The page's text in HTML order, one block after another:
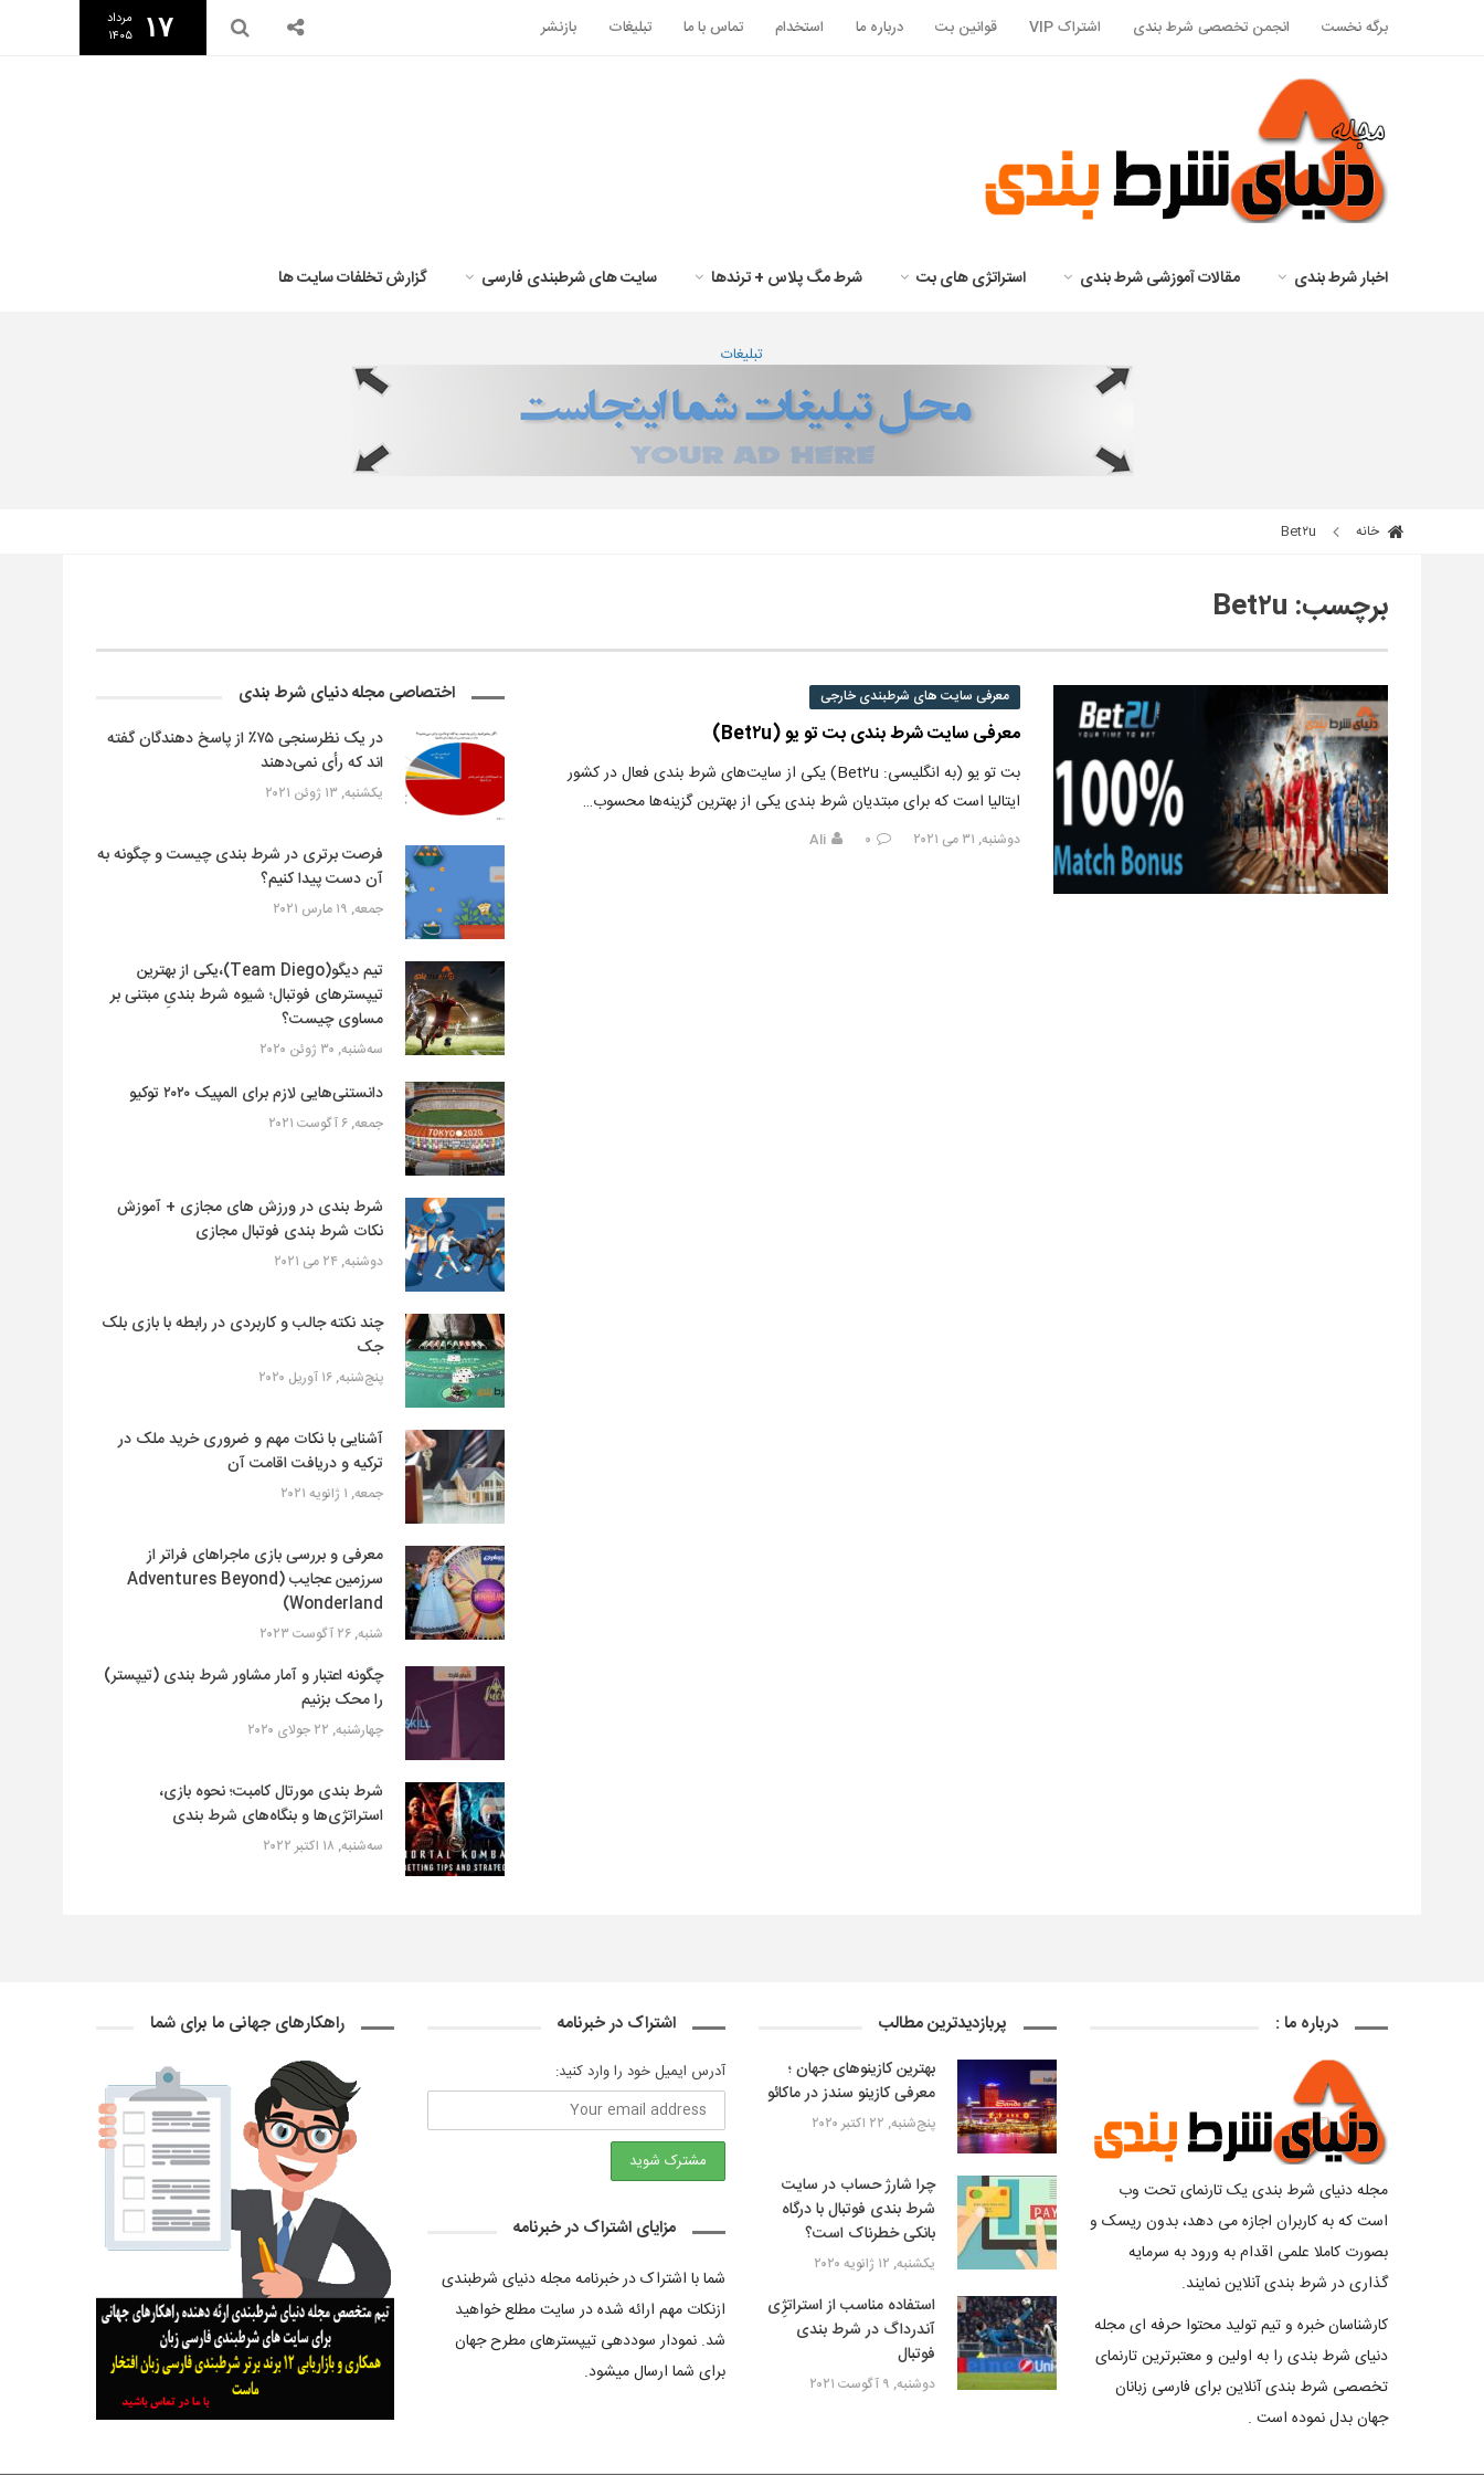
برگه نخست انجمن تخصصی شرط بندی اشتراک VIP قوانین بت درباره ما استخدام تماس با ما تبلیغات بازنشر ۱۷
مرداد
۱۴۰۵
اخبار شرط بندی مقالات آموزشی شرط بندی استراتژی های بت شرط مگ پلاس + ترندها سایت های شرطبندی فارسی گزارش تخلفات سایت ها
تبلیغات
خانه Bet۲u
برچسب: Bet۲u
معرفی سایت های شرطبندی خارجی
معرفی سایت شرط بندی بت تو یو (Bet۲u)
بت تو یو (به انگلیسی: Bet۲u) یکی از سایت‌های شرط بندی فعال در کشور
ایتالیا است که برای مبتدیان شرط بندی یکی از بهترین گزینه‌ها محسوب…
دوشنبه, ۳۱ می ۲۰۲۱ ۰ Ali
اختصاصی مجله دنیای شرط بندی
در یک نظرسنجی ۷۵٪ از پاسخ‌ دهندگان گفته
اند که رأی نمی‌دهند
یکشنبه, ۱۳ ژوئن ۲۰۲۱
فرصت برتری در شرط بندی چیست و چگونه به
آن دست پیدا کنیم؟
جمعه, ۱۹ مارس ۲۰۲۱
تیم دیگو(Team Diego)،یکی از بهترین
تیپسترهای فوتبال؛ شیوه شرط بندیِ مبتنی بر
مساوی چیست؟
سه‌شنبه, ۳۰ ژوئن ۲۰۲۰
دانستنی‌هایی لازم برای المپیک ۲۰۲۰ توکیو
جمعه, ۶ آگوست ۲۰۲۱
شرط بندی در ورزش های مجازی + آموزش
نکات شرط بندی فوتبال مجازی
دوشنبه, ۲۴ می ۲۰۲۱
چند نکته جالب و کاربردی در رابطه با بازی بلک
جک
پنج‌شنبه, ۱۶ آوریل ۲۰۲۰
آشنایی با نکات مهم و ضروری خرید ملک در
ترکیه و دریافت اقامت آن
جمعه, ۱ ژانویه ۲۰۲۱
معرفی و بررسی بازی ماجراهای فراتر از
سرزمین عجایب (Adventures Beyond
Wonderland)
شنبه, ۲۶ آگوست ۲۰۲۳
چگونه اعتبار و آمار مشاور شرط بندی (تیپستر)
را محک بزنیم
چهارشنبه, ۲۲ جولای ۲۰۲۰
شرط بندی مورتال کامبت؛ نحوه بازی،
استراتژی‌ها و بنگاه‌های شرط بندی
سه‌شنبه, ۱۸ اکتبر ۲۰۲۲
درباره ما :
مجله دنیای شرط بندی یک تارنمای تحت وب
است که به کاربران اجازه می دهد، بدون ریسک و
بصورت کاملا علمی اقدام به ورود به سرمایه
گذاری در شرط بندی آنلاین نمایند.
کارشناسان خبره و تیم تولید محتوا حرفه ای مجله
دنیای شرط بندی را به اولین و معتبرترین تارنمای
تخصصی شرط بندی آنلاین برای فارسی زبانان
جهان بدل نموده است .
پربازدیدترین مطالب
بهترین کازینوهای جهان ؛
معرفی کازینو سندز در ماکائو
پنج‌شنبه, ۲۲ اکتبر ۲۰۲۰
چرا شارژ حساب در سایت
شرط بندی فوتبال با درگاه
بانکی خطرناک است؟
یکشنبه, ۱۲ ژانویه ۲۰۲۰
استفاده مناسب از استراتژِی
آندرداگ در شرط بندی
فوتبال
دوشنبه, ۹ آگوست ۲۰۲۱
اشتراک در خبرنامه
آدرس ایمیل خود را وارد کنید:
مزایای اشتراک در خبرنامه
شما با اشتراک در خبرنامه مجله دنیای شرطبندی
ازنکات مهم ارائه شده در سایت مطلع خواهید
شد. نمودار سوددهی تیپسترهای مطرح جهان
برای شما ارسال میشود.
راهکارهای جهانی ما برای شما